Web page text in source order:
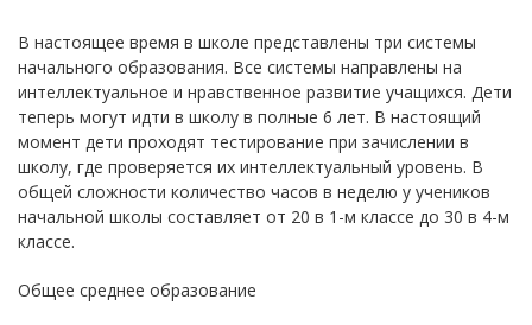
В настоящее время в школе представлены три системы
начального образования. Все системы направлены на
интеллектуальное и нравственное развитие учащихся. Дети
теперь могут идти в школу в полные 6 лет. В настоящий
момент дети проходят тестирование при зачислении в
школу, где проверяется их интеллектуальный уровень. В
общей сложности количество часов в неделю у учеников
начальной школы составляет от 20 в 1-м классе до 30 в 4-м
классе.
Общее среднее образование